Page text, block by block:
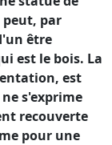
peut, par
être
est le bois. La
est
s'exprime
recouverte
pour une